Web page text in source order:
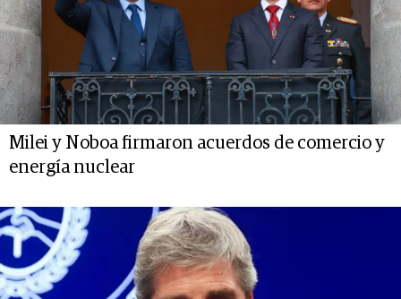
Milei y Noboa firmaron acuerdos de comercio y
energía nuclear